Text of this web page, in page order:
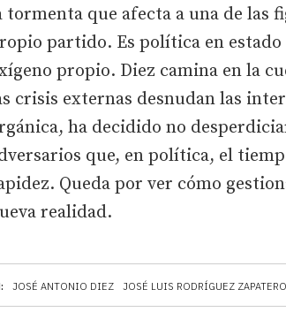
JOSÉ ANTONIO DIEZ JOSÉ LUIS RODRÍGUEZ ZAPATERO
tormenta que afecta a una de las
partido. Es política en
propio. Diez camina en la
crisis externas desnudan las
ha decidido no
que, en política, el
Queda por ver cómo
realidad.